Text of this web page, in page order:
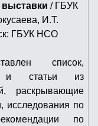
выставки / ГБУК
И.Т.
ГБУК НСО
список,
и статьи из
раскрывающие
исследования по
по